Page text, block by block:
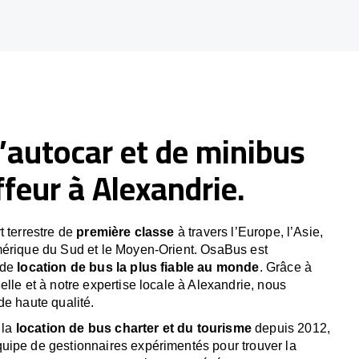
et de minibus
à Alexandrie.
terrestre de première classe à travers l’Europe, l’Asie,
du Sud et le Moyen-Orient. OsaBus est
location de bus la plus fiable au monde. Grâce à
et à notre expertise locale à Alexandrie, nous
haute qualité.
location de bus charter et du tourismedepuis 2012,
de gestionnaires expérimentés pour trouver la